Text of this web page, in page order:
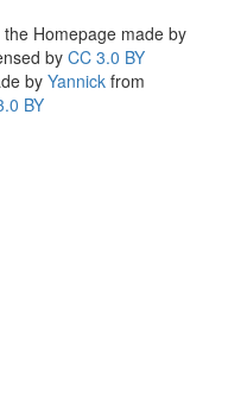
Homepage made by
byCC 3.0 BY
by Yannick from
BY